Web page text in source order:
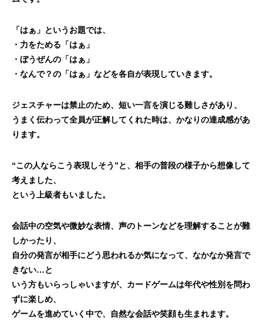
「はぁ」というお題では、
・力をためる「はぁ」
・ぼうぜんの「はぁ」
・なんで？の「はぁ」などを各自が表現していきます。
ジェスチャーは禁止のため、短い一言を演じる難しさがあり、
うまく伝わって全員が正解してくれた時は、 かなりの達成感があ
ります。
“この人ならこう表現しそう”と、相手の普段の様子から想像して
考えました、
という上級者もいました。
会話中の空気や微妙な表情、声のトーンなどを理解することが難
しかったり、
自分の発言が相手にどう思われるか気になって、なかなか発言で
きない…と
いう方もいらっしゃいますが、カードゲームは年代や性別を問わ
ずに楽しめ、
ゲームを進めていく中で、
自然な会話や笑顔も生まれます。